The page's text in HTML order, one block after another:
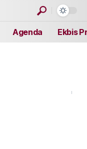
Agenda Ekbis